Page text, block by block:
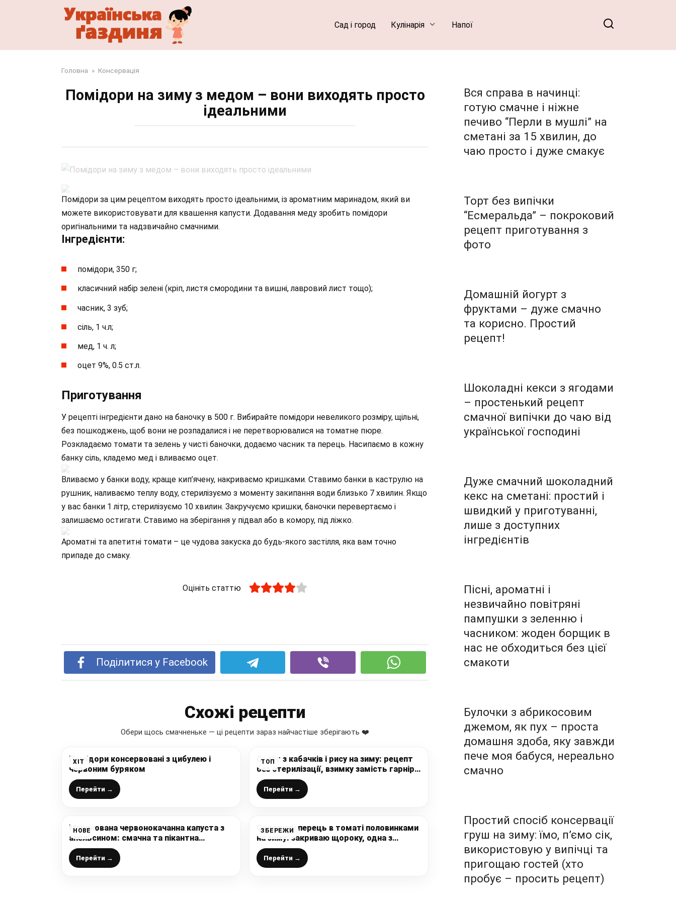
Сад і город Кулінарія Напої
Головна » Консервація
Помідори на зиму з медом – вони виходять просто
ідеальними
Помідори за цим рецептом виходять просто ідеальними, із ароматним маринадом, який ви
можете використовувати для квашення капусти. Додавання меду зробить помідори
оригінальними та надзвичайно смачними.
Інгредієнти:
помідори, 350 г;
класичний набір зелені (кріп, листя смородини та вишні, лавровий лист тощо);
часник, 3 зуб;
сіль, 1 ч.л;
мед, 1 ч. л;
оцет 9%, 0.5 ст.л.
Приготування
У рецепті інгредієнти дано на баночку в 500 г. Вибирайте помідори невеликого розміру, щільні,
без пошкоджень, щоб вони не розпадалися і не перетворювалися на томатне пюре.
Розкладаємо томати та зелень у чисті баночки, додаємо часник та перець. Насипаємо в кожну
банку сіль, кладемо мед і вливаємо оцет.
Вливаємо у банки воду, краще кип’ячену, накриваємо кришками. Ставимо банки в каструлю на
рушник, наливаємо теплу воду, стерилізуємо з моменту закипання води близько 7 хвилин. Якщо
у вас банки 1 літр, стерилізуємо 10 хвилин. Закручуємо кришки, баночки перевертаємо і
залишаємо остигати. Ставимо на зберігання у підвал або в комору, під ліжко.
Ароматні та апетитні томати – це чудова закуска до будь-якого застілля, яка вам точно
припаде до смаку.
Оцініть статтю
Поділитися у Facebook
Схожі рецепти
Обери щось смачненьке — ці рецепти зараз найчастіше зберігають ❤️
ХІТ
Помідори консервовані з цибулею і
червоним буряком
Перейти →
ТОП
Салат з кабачків і рису на зиму: рецепт
без стерилізації, взимку замість гарніру
або на закуску – смакота
Перейти →
НОВЕ
Маринована червонокачанна капуста з
апельсином: смачна та пікантна
заготовка на зиму, схожа з квашеною
капустою, але по-своєму з цікавим
смаком
Перейти →
ЗБЕРЕЖИ
Солодкий перець в томаті половинками
на зиму: закриваю щороку, одна з
найсмачніших і найулюбленіших
заготовок моєї сім’ї
Перейти →
Вся справа в начинці:
готую смачне і ніжне
печиво “Перли в мушлі” на
сметані за 15 хвилин, до
чаю просто і дуже смакує
Торт без випічки
“Есмеральда” – покроковий
рецепт приготування з
фото
Домашній йогурт з
фруктами – дуже смачно
та корисно. Простий
рецепт!
Шоколадні кекси з ягодами
– простенький рецепт
смачної випічки до чаю від
української господині
Дуже смачний шоколадний
кекс на сметані: простий і
швидкий у приготуванні,
лише з доступних
інгредієнтів
Пісні, ароматні і
незвичайно повітряні
пампушки з зеленню і
часником: жоден борщик в
нас не обходиться без цієї
смакоти
Булочки з абрикосовим
джемом, як пух – проста
домашня здоба, яку завжди
пече моя бабуся, нереально
смачно
Простий спосіб консервації
груш на зиму: їмо, п’ємо сік,
використовую у випічці та
пригощаю гостей (хто
пробує – просить рецепт)